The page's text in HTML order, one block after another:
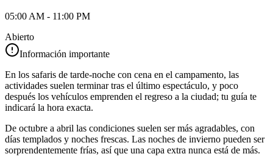
05:00 AM - 11:00 PM
Abierto
Información importante
En los safaris de tarde‑noche con cena en el campamento, las
actividades suelen terminar tras el último espectáculo, y poco
después los vehículos emprenden el regreso a la ciudad; tu guía te
indicará la hora exacta.
De octubre a abril las condiciones suelen ser más agradables, con
días templados y noches frescas. Las noches de invierno pueden ser
sorprendentemente frías, así que una capa extra nunca está de más.